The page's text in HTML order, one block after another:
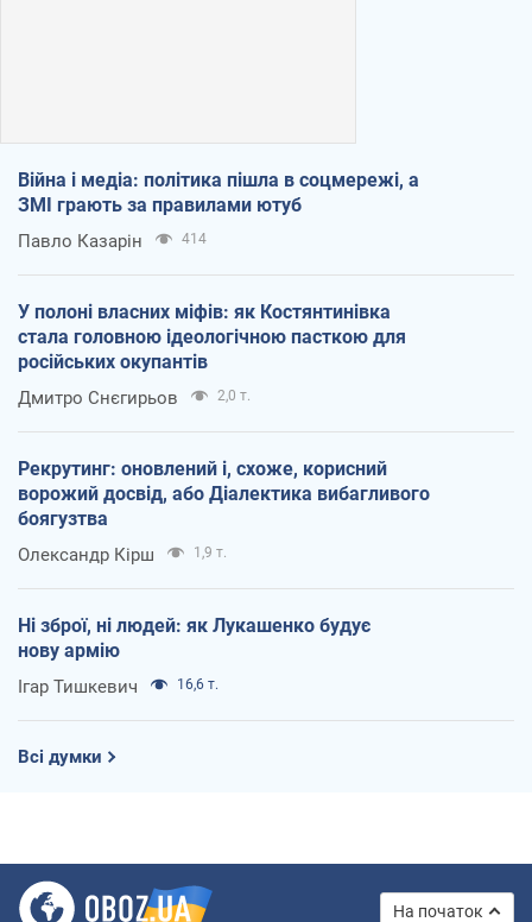
Війна і медіа: політика пішла в соцмережі, а
ЗМІ грають за правилами ютуб
Павло Казарін 414
У полоні власних міфів: як Костянтинівка
стала головною ідеологічною пасткою для
російських окупантів
Дмитро Снєгирьов 2,0 т.
Рекрутинг: оновлений і, схоже, корисний
ворожий досвід, або Діалектика вибагливого
боягузтва
Олександр Кірш 1,9 т.
Ні зброї, ні людей: як Лукашенко будує
нову армію
Ігар Тишкевич 16,6 т.
Всі думки
На початок